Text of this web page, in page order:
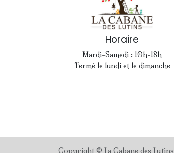
Horaire
Mardi-Samedi : 10h-18h
Fermé le lundi et le dimanche
Copyright © La Cabane des Lutins